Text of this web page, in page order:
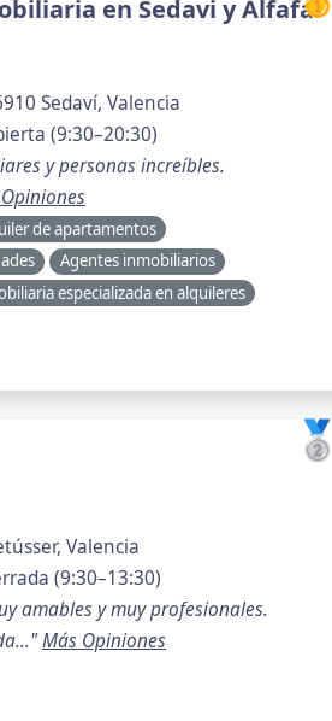
en Sedavi y Alfafar
Sedaví, Valencia
(9:30–20:30)
y personas increíbles.
de apartamentos
Agentes inmobiliarios
especializada en alquileres
🥈
Valencia
(9:30–13:30)
amables y muy profesionales.
Más Opiniones